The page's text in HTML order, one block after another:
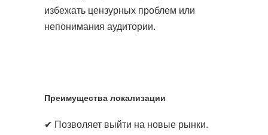
Преимущества локализации
избежать цензурных проблем или
непонимания аудитории.
✔ Позволяет выйти на новые рынки.